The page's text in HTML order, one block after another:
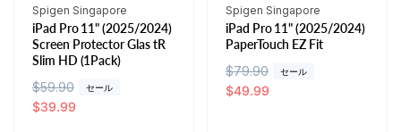
販
売
元:
Spigen Singapore
iPad Pro 11" (2025/2024)
Screen Protector Glas tR
Slim HD (1Pack)
通
常
$59.90 セール
セ
ー
$39.99
販
売
元:
Spigen Singapore
iPad Pro 11" (2025/2024)
PaperTouch EZ Fit
通
常
$79.90 セール
セ
ー
$49.99